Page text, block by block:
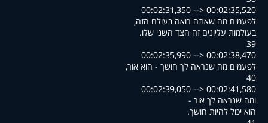
00:02:31,350 --> 00:02:35,520
,לפעמים מה שאתה רואה בעולם הזה
.בעולמות עליונים זה הצד השני שלו
39
00:02:35,990 --> 00:02:38,470
,לפעמים מה שנראה לך חושך - הוא אור
40
00:02:39,050 --> 00:02:41,580
- ומה שנראה לך אור
.הוא יכול להיות חושך